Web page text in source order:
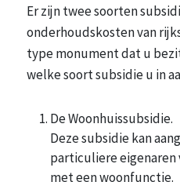
Er zijn twee soorten
onderhoudskosten van
type monument dat u
welke soort subsidie u in
De Woonhuissubsidie.
Deze subsidie kan
particuliere
met een woonfunctie.